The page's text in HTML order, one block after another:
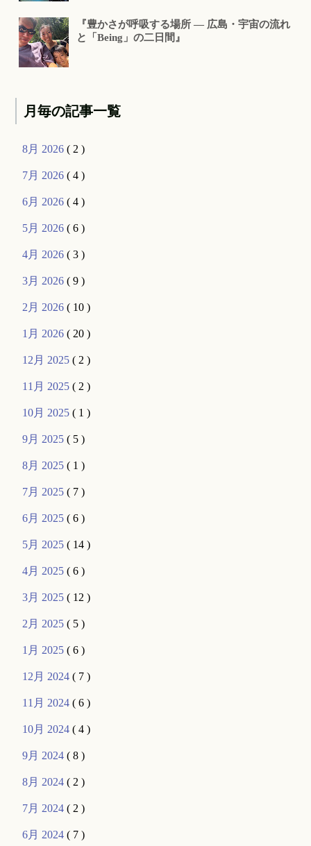
『豊かさが呼吸する場所 ― 広島・宇宙の流れ
と「Being」の二日間』
月毎の記事一覧
8月 2026( 2 )
7月 2026( 4 )
6月 2026( 4 )
5月 2026( 6 )
4月 2026( 3 )
3月 2026( 9 )
2月 2026( 10 )
1月 2026( 20 )
12月 2025( 2 )
11月 2025( 2 )
10月 2025( 1 )
9月 2025( 5 )
8月 2025( 1 )
7月 2025( 7 )
6月 2025( 6 )
5月 2025( 14 )
4月 2025( 6 )
3月 2025( 12 )
2月 2025( 5 )
1月 2025( 6 )
12月 2024( 7 )
11月 2024( 6 )
10月 2024( 4 )
9月 2024( 8 )
8月 2024( 2 )
7月 2024( 2 )
6月 2024( 7 )